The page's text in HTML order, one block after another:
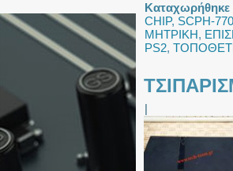
Καταχωρήθηκε
CHIP, SCPH-
ΜΗΤΡΙΚΗ,
PS2,
|